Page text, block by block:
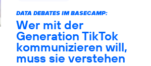
DATA DEBATES IM BASECAMP:
Wer mit der
Generation TikTok
kommunizieren will,
muss sie verstehen